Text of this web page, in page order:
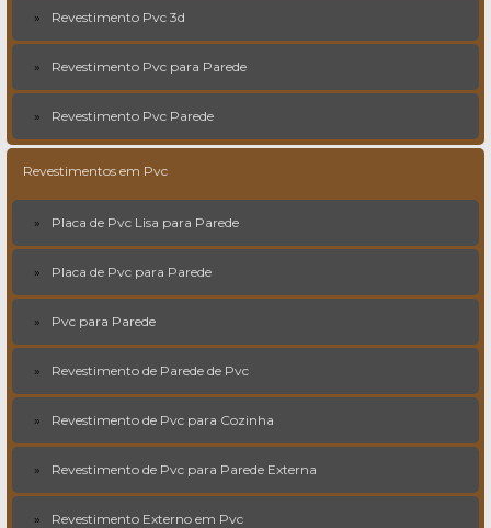
Revestimento Pvc 3d
Revestimento Pvc para Parede
Revestimento Pvc Parede
Revestimentos em Pvc
Placa de Pvc Lisa para Parede
Placa de Pvc para Parede
Pvc para Parede
Revestimento de Parede de Pvc
Revestimento de Pvc para Cozinha
Revestimento de Pvc para Parede Externa
Revestimento Externo em Pvc